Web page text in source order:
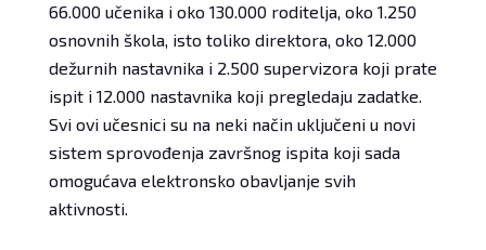
66.000 učenika i oko 130.000 roditelja, oko 1.250
osnovnih škola, isto toliko direktora, oko 12.000
dežurnih nastavnika i 2.500 supervizora koji prate
ispit i 12.000 nastavnika koji pregledaju zadatke.
Svi ovi učesnici su na neki način uključeni u novi
sistem sprovođenja završnog ispita koji sada
omogućava elektronsko obavljanje svih
aktivnosti.